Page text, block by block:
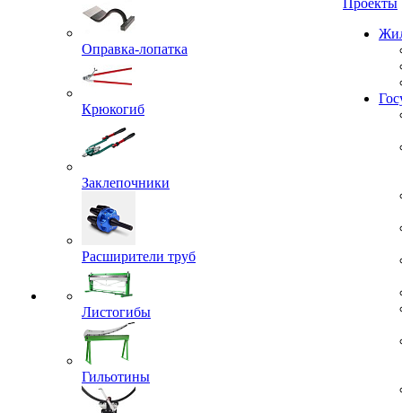
Оправка-лопатка
Крюкогиб
Заклепочники
Расширители труб
Листогибы
Гильотины
Проекты